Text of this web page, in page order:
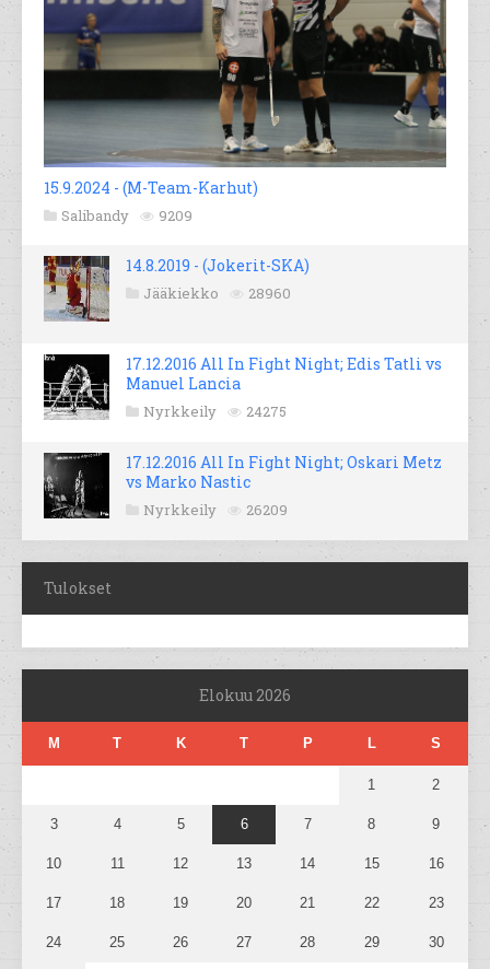
15.9.2024 - (M-Team-Karhut)
Salibandy 9209
14.8.2019 - (Jokerit-SKA)
Jääkiekko 28960
17.12.2016 All In Fight Night; Edis Tatli vs
Manuel Lancia
Nyrkkeily 24275
17.12.2016 All In Fight Night; Oskari Metz
vs Marko Nastic
Nyrkkeily 26209
Tulokset
Elokuu 2026
M T K T P L S
1 2
3 4 5 6 7 8 9
10 11 12 13 14 15 16
17 18 19 20 21 22 23
24 25 26 27 28 29 30